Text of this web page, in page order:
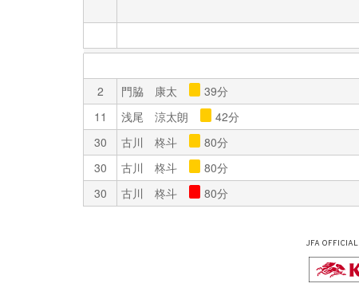
2
門脇 康太 39分
11
浅尾 涼太朗
42分
30
古川 柊斗
80分
30
古川 柊斗
80分
30
古川 柊斗 80分
JFA OFFICIAL